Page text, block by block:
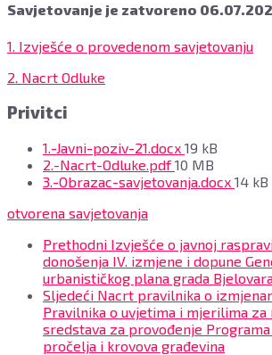
Savjetovanje je zatvoreno
1. Izvješće o provedenom savjetovanju
2. Nacrt Odluke
Privitci
1.-Javni-poziv-21.docx File
size:
19 kB
2.-Nacrt-Odluke.pdfFile
size:
10 MB
3.-Obrazac-savjetovanja.docx File
14 kB
otvorena savjetovanja
Prethodni Izvješće o javnoj
donošenja IV. izmjene i dopune
urbanističkog plana grada
Sljedeći Nacrt pravilnika o
Pravilnika o uvjetima i mjerilima za
sredstava za provođenje
pročelja i krovova građevina